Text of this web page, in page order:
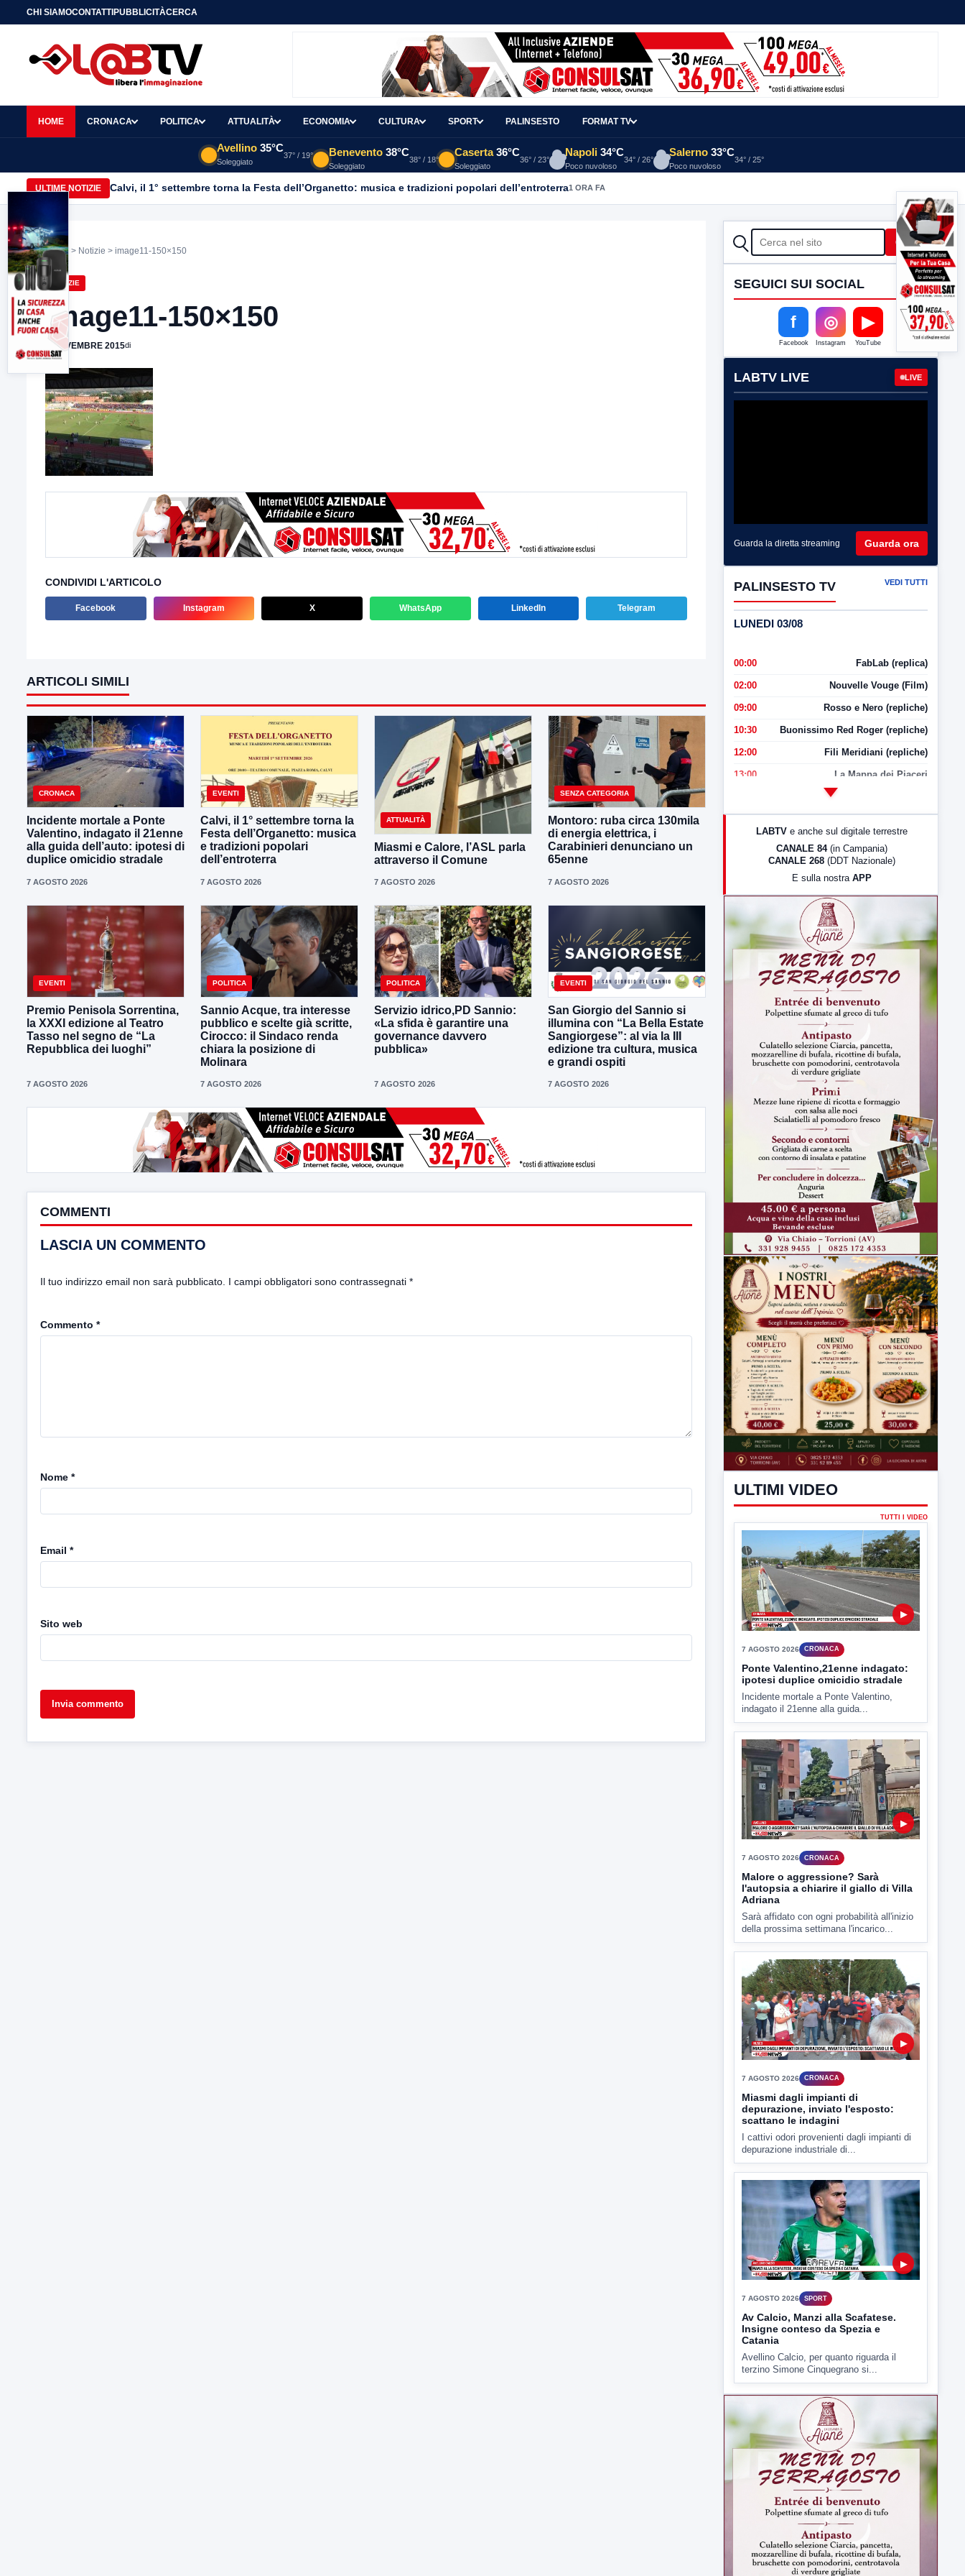
CHI SIAMOCONTATTIPUBBLICITÀCERCA
HOME CRONACA POLITICA ATTUALITÀ ECONOMIA CULTURA SPORT PALINSESTO FORMAT TV
Avellino 35°C
Soleggiato
37° / 19° Benevento 38°C
Soleggiato
38° / 18°
Caserta 36°C
Soleggiato
36° / 23°
Napoli 34°C
Poco nuvoloso
34° / 26°
Salerno 33°C
Poco nuvoloso
34° / 25°
ULTIME NOTIZIE Calvi, il 1° settembre torna la Festa dell’Organetto: musica e tradizioni popolari dell’entroterra1 ORA FA
Home > Notizie > image11-150×150
NOTIZIE
image11-150×150
2 NOVEMBRE 2015di
CONDIVIDI L'ARTICOLO
Facebook Instagram X WhatsApp LinkedIn Telegram
ARTICOLI SIMILI
CRONACA
Incidente mortale a Ponte
Valentino, indagato il 21enne
alla guida dell’auto: ipotesi di
duplice omicidio stradale
7 AGOSTO 2026
EVENTI
Calvi, il 1° settembre torna la
Festa dell’Organetto: musica
e tradizioni popolari
dell’entroterra
7 AGOSTO 2026
ATTUALITÀ
Miasmi e Calore, l’ASL parla
attraverso il Comune
7 AGOSTO 2026
SENZA CATEGORIA
Montoro: ruba circa 130mila
di energia elettrica, i
Carabinieri denunciano un
65enne
7 AGOSTO 2026
EVENTI
Premio Penisola Sorrentina,
la XXXI edizione al Teatro
Tasso nel segno de “La
Repubblica dei luoghi”
7 AGOSTO 2026
POLITICA
Sannio Acque, tra interesse
pubblico e scelte già scritte,
Cirocco: il Sindaco renda
chiara la posizione di
Molinara
7 AGOSTO 2026
POLITICA
Servizio idrico,PD Sannio:
«La sfida è garantire una
governance davvero
pubblica»
7 AGOSTO 2026
EVENTI
San Giorgio del Sannio si
illumina con “La Bella Estate
Sangiorgese”: al via la III
edizione tra cultura, musica
e grandi ospiti
7 AGOSTO 2026
COMMENTI
LASCIA UN COMMENTO
Il tuo indirizzo email non sarà pubblicato. I campi obbligatori sono contrassegnati *
Commento *
Nome *
Email *
Sito web
CERCA Cerca
SEGUICI SUI SOCIAL
f
Facebook
◎
Instagram
▶
YouTube
LABTV LIVE LIVE
Guarda la diretta streaming Guarda ora
PALINSESTO TV VEDI TUTTI
LUNEDI 03/08
00:00 FabLab (replica)
02:00 Nouvelle Vouge (Film)
09:00 Rosso e Nero (repliche)
10:30 Buonissimo Red Roger (repliche)
12:00 Fili Meridiani (repliche)
13:00 La Mappa dei Piaceri
LabNews (Diretta)
LabNews (replica)
LABTV e anche sul digitale terrestre
CANALE 84 (in Campania)
CANALE 268 (DDT Nazionale)
E sulla nostra APP
ULTIMI VIDEO
TUTTI I VIDEO
▶
7 AGOSTO 2026 CRONACA
Ponte Valentino,21enne indagato:
ipotesi duplice omicidio stradale
Incidente mortale a Ponte Valentino,
indagato il 21enne alla guida...
▶
7 AGOSTO 2026 CRONACA
Malore o aggressione? Sarà
l'autopsia a chiarire il giallo di Villa
Adriana
Sarà affidato con ogni probabilità all'inizio
della prossima settimana l'incarico...
▶
7 AGOSTO 2026 CRONACA
Miasmi dagli impianti di
depurazione, inviato l'esposto:
scattano le indagini
I cattivi odori provenienti dagli impianti di
depurazione industriale di...
▶
7 AGOSTO 2026 SPORT
Av Calcio, Manzi alla Scafatese.
Insigne conteso da Spezia e
Catania
Avellino Calcio, per quanto riguarda il
terzino Simone Cinquegrano si...